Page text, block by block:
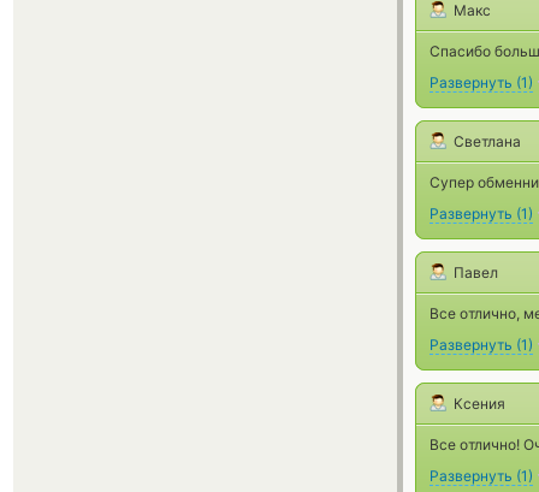
Макс
Спасибо
Развернуть (1)
Светлана
Супер
Развернуть (1)
Павел
Все отлично,
Развернуть (1)
Ксения
Все отлично!
Развернуть (1)